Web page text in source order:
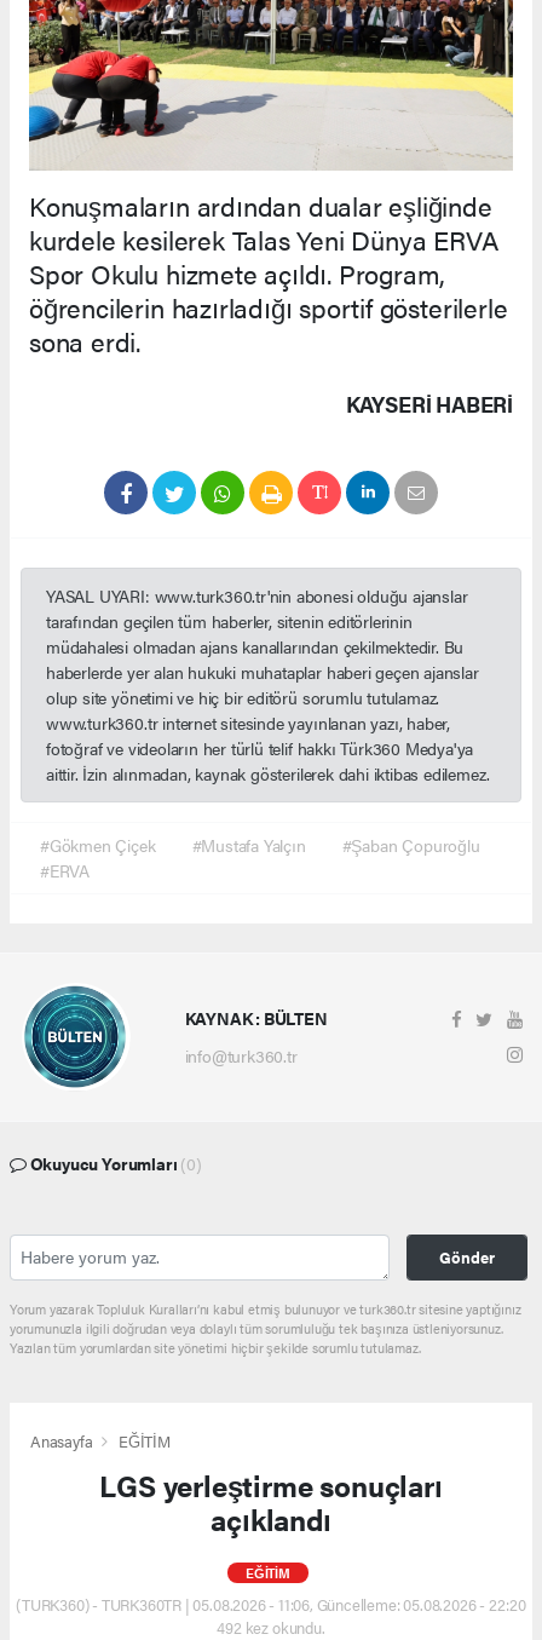
Konuşmaların ardından dualar eşliğinde
kurdele kesilerek Talas Yeni Dünya ERVA
Spor Okulu hizmete açıldı. Program,
öğrencilerin hazırladığı sportif gösterilerle
sona erdi.
KAYSERI HABERİ
YASAL UYARI: www.turk360.tr'nin abonesi olduğu ajanslar
tarafından geçilen tüm haberler, sitenin editörlerinin
müdahalesi olmadan ajans kanallarından çekilmektedir. Bu
haberlerde yer alan hukuki muhataplar haberi geçen ajanslar
olup site yönetimi ve hiç bir editörü sorumlu tutulamaz.
www.turk360.tr internet sitesinde yayınlanan yazı, haber,
fotoğraf ve videoların her türlü telif hakkı Türk360 Medya'ya
aittir. İzin alınmadan, kaynak gösterilerek dahi iktibas edilemez.
#Gökmen Çiçek #Mustafa Yalçın
#Şaban Çopuroğlu
#ERVA
KAYNAK : BÜLTEN
info@turk360.tr
Okuyucu Yorumları (0)
Gönder
Yorum yazarak Topluluk Kuralları’nı kabul etmiş bulunuyor ve turk360.tr sitesine yaptığınız
yorumunuzla ilgili doğrudan veya dolaylı tüm sorumluluğu tek başınıza üstleniyorsunuz.
Yazılan tüm yorumlardan site yönetimi hiçbir şekilde sorumlu tutulamaz.
Anasayfa EĞİTİM
LGS yerleştirme sonuçları
açıklandı
EĞİTİM
(TURK360) - TURK360TR | 05.08.2026 - 11:06, Güncelleme: 05.08.2026 - 22:20
492 kez okundu.